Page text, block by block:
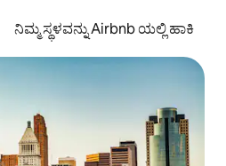
ನಿಮ್ಮ ಸ್ಥಳವನ್ನು Airbnb ಯಲ್ಲಿ ಹಾಕಿ